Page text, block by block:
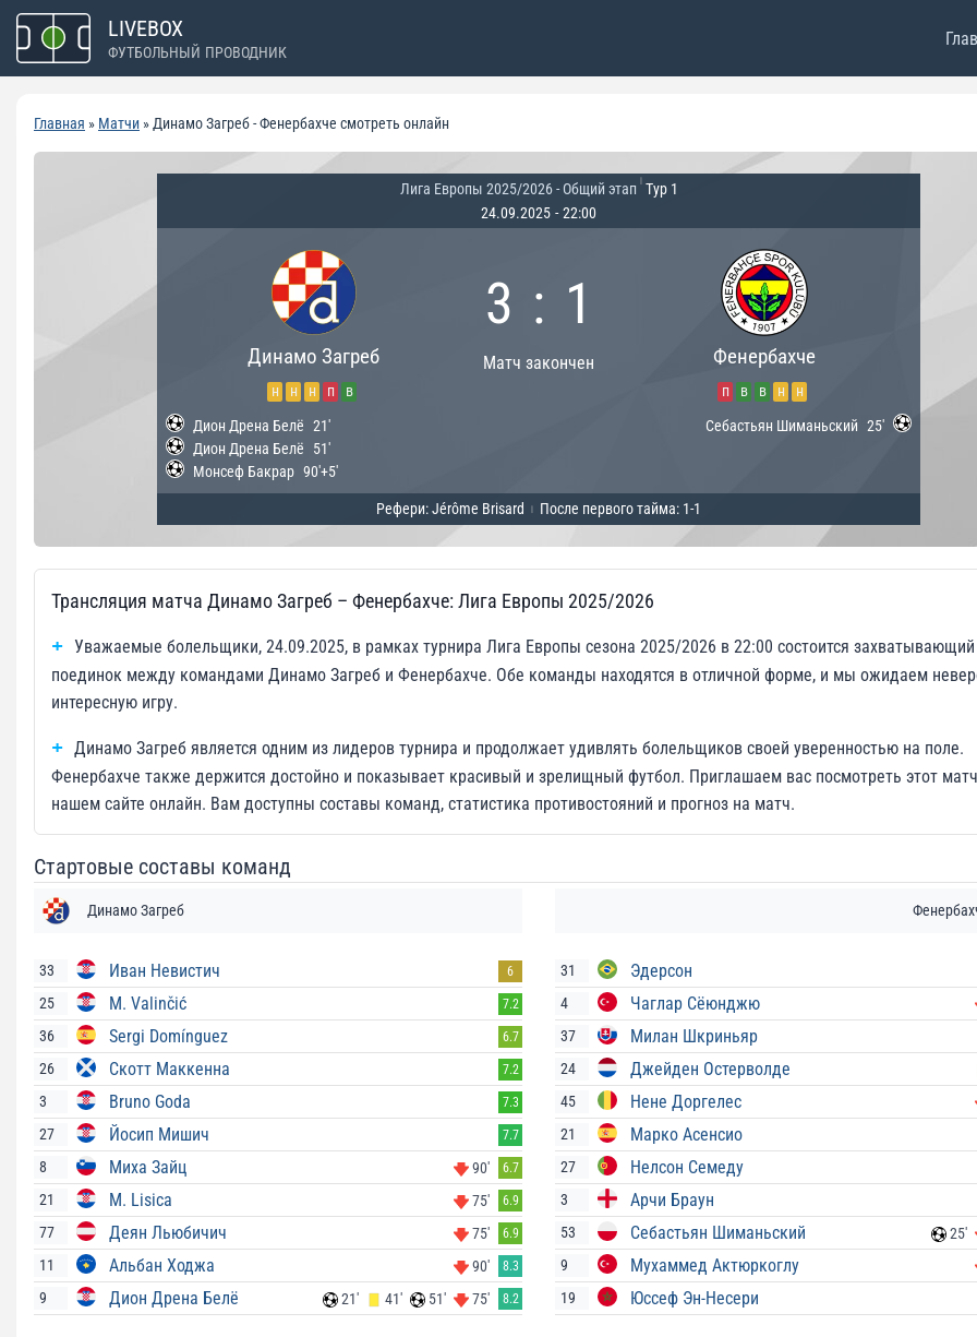
Перейти
содержимому
LIVEBOX
ФУТБОЛЬНЫЙ ПРОВОДНИК
Главная » Матчи » Динамо Загреб - Фенербахче смотреть онлайн
Лига Европы 2025/2026 - Общий этап Тур 1
24.09.2025 - 22:00
Динамо Загреб
н н н п в
3 : 1
Матч закончен Фенербахче
п в в н
н
Дион Дрена Белё 21'
Дион Дрена Белё
51'
Монсеф Бакрар 90'+5'
Себастьян Шиманьский 25'
Рефери: Jérôme Brisard После первого тайма: 1-1
Трансляция матча Динамо Загреб – Фенербахче: Лига Европы 2025/2026
Уважаемые болельщики, 24.09.2025, в рамках турнира Лига Европы сезона 2025/2026 в 22:00 состоится захватывающий
поединок между командами Динамо Загреб и Фенербахче. Обе команды находятся в отличной форме, и мы ожидаем
интересную игру.
Динамо Загреб является одним из лидеров турнира и продолжает удивлять болельщиков своей уверенностью на поле.
Фенербахче также держится достойно и показывает красивый и зрелищный футбол. Приглашаем вас посмотреть этот
нашем сайте онлайн. Вам доступны составы команд, статистика противостояний и прогноз на матч.
Стартовые составы команд
Динамо Загреб
33 Иван Невистич 6
25 M. Valinčić 7.2
36 Sergi Domínguez 6.7
26 Скотт Маккенна 7.2
3 Bruno Goda 7.3
27 Йосип Мишич 7.7
8 Миха Зайц 90' 6.7
21 M. Lisica 75' 6.9
77 Деян Льюбичич 75' 6.9
11 Альбан Ходжа 90' 8.3
9 Дион Дрена Белё 21' 41' 51' 75' 8.2
31 Эдерсон
4 Чаглар Сёюнджю
37 Милан Шкриньяр
24 Джейден Остерволде
45 Нене Доргелес
21 Марко Асенсио
27 Нелсон Семеду
3 Арчи Браун
53 Себастьян Шиманьский 25'
9 Мухаммед Актюркоглу
19 Юссеф Эн-Несери